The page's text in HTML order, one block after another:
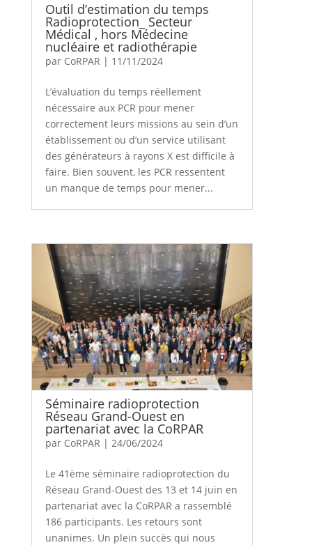
Outil d’estimation du temps
Radioprotection_ Secteur
Médical , hors Médecine
nucléaire et radiothérapie
par CoRPAR | 11/11/2024
L’évaluation du temps réellement
nécessaire aux PCR pour mener
correctement leurs missions au sein d’un
établissement ou d’un service utilisant
des générateurs à rayons X est difficile à
faire. Bien souvent, les PCR ressentent
un manque de temps pour mener...
Séminaire radioprotection
Réseau Grand-Ouest en
partenariat avec la CoRPAR
par CoRPAR | 24/06/2024
Le 41ème séminaire radioprotection du
Réseau Grand-Ouest des 13 et 14 juin en
partenariat avec la CoRPAR a rassemblé
186 participants. Les retours sont
unanimes. Un plein succès qui nous